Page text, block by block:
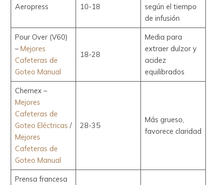
Aeropress 10-18
según el tiempo
de infusión
Pour Over (V60)
–Mejores
Cafeteras de
Goteo Manual
18-28
Media para
extraer dulzor y
acidez
equilibrados
Chemex –
Mejores
Cafeteras de
Goteo Eléctricas /
Mejores
Cafeteras de
Goteo Manual
28-35
Más grueso,
favorece claridad
Prensa francesa